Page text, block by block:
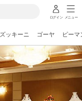
ログイン メニュー
ズッキーニ ゴーヤ ピーマ